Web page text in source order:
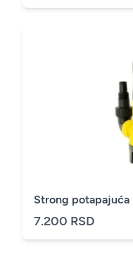
Strong potapajuća
7.200 RSD